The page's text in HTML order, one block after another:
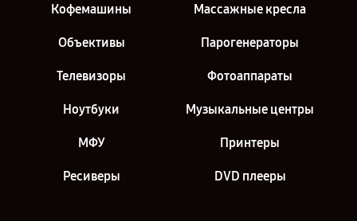
Кофемашины Массажные кресла
Объективы Парогенераторы
Телевизоры Фотоаппараты
Ноутбуки Музыкальные центры
МФУ Принтеры
Ресиверы DVD плееры